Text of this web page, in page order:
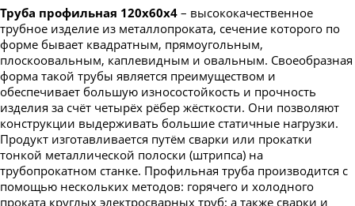
Труба профильная 200х160
Труба профильная 220х100
Труба профильная 230х100
Труба профильная 240х120
Труба профильная 240х160
Труба профильная 250х150
Труба профильная 300х100
Труба профильная 300х200
Труба профильная 120х60х4 – высококачественное
трубное изделие из металлопроката, сечение которого по
форме бывает квадратным, прямоугольным,
плоскоовальным, каплевидным и овальным. Своеобразная
форма такой трубы является преимуществом и
обеспечивает большую износостойкость и прочность
изделия за счёт четырёх рёбер жёсткости. Они позволяют
конструкции выдерживать большие статичные нагрузки.
Продукт изготавливается путём сварки или прокатки
тонкой металлической полоски (штрипса) на
трубопрокатном станке. Профильная труба производится с
помощью нескольких методов: горячего и холодного
проката круглых электросварных труб; а также сварки и